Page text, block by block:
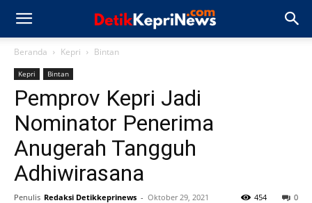
Beranda Kepri Bintan
Kepri Bintan
Pemprov Kepri Jadi
Nominator Penerima
Anugerah Tangguh
Adhiwirasana
Penulis Redaksi Detikkeprinews - Oktober 29, 2021 0
454